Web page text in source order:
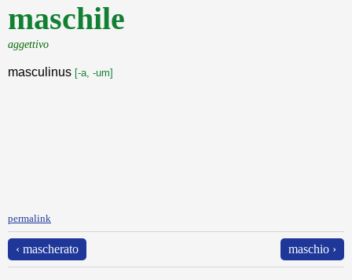
maschile
aggettivo
masculinus [-a, -um]
permalink
‹ mascherato maschio ›